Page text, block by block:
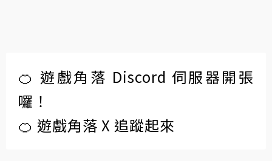
🍊 遊戲角落 Discord 伺服器開張
囉！
🍊 遊戲角落 X 追蹤起來